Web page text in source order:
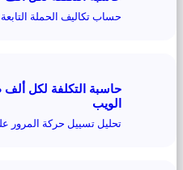
حساب تكاليف الحملة
حاسبة التكلفة لكل
الويب
تحليل تسييل حركة المرور